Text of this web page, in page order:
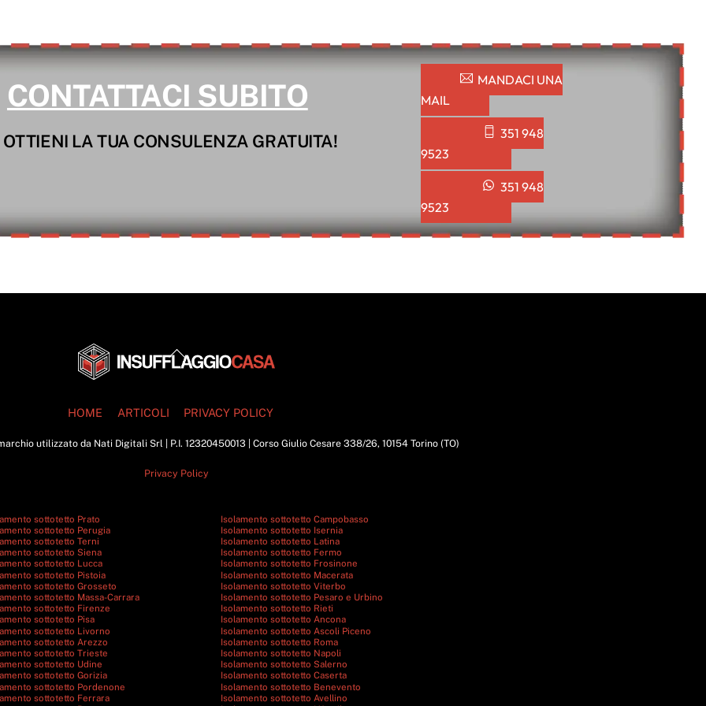
CONTATTACI SUBITO
OTTIENI LA TUA CONSULENZA GRATUITA!
MANDACI UNA
MAIL
351 948
9523
351 948
9523
Back
To
HOME
ARTICOLI PRIVACY POLICY
utilizzato da Nati Digitali Srl | P.I. 12320450013 | Corso Giulio Cesare 338/26, 10154 Torino (TO)
Privacy Policy
sottotetto Prato
sottotetto Perugia
sottotetto Terni
sottotetto Siena
sottotetto Lucca
sottotetto Pistoia
sottotetto Grosseto
sottotetto Massa-Carrara
sottotetto Firenze
sottotetto Pisa
sottotetto Livorno
sottotetto Arezzo
sottotetto Trieste
sottotetto Udine
sottotetto Gorizia
sottotetto Pordenone
sottotetto Ferrara
Isolamento sottotetto Campobasso
Isolamento sottotetto Isernia
Isolamento sottotetto Latina
Isolamento sottotetto Fermo
Isolamento sottotetto Frosinone
Isolamento sottotetto Macerata
Isolamento sottotetto Viterbo
Isolamento sottotetto Pesaro e Urbino
Isolamento sottotetto Rieti
Isolamento sottotetto Ancona
Isolamento sottotetto Ascoli Piceno
Isolamento sottotetto Roma
Isolamento sottotetto Napoli
Isolamento sottotetto Salerno
Isolamento sottotetto Caserta
Isolamento sottotetto Benevento
Isolamento sottotetto Avellino